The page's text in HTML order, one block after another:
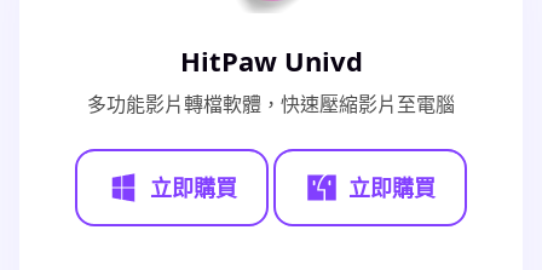
HitPaw Univd
多功能影片轉檔軟體，快速壓縮影片至電腦
立即購買 立即購買